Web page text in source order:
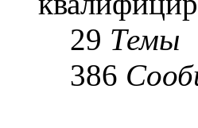
29 Темы
386